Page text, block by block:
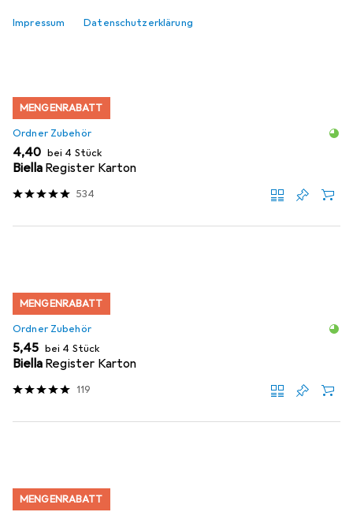
Impressum Datenschutzerklärung
MENGENRABATT
Ordner Zubehör
EUR
4,40 bei 4 Stück
Biella Register Karton
534
MENGENRABATT
Ordner Zubehör
EUR
5,45 bei 4 Stück
Biella Register Karton
119
MENGENRABATT